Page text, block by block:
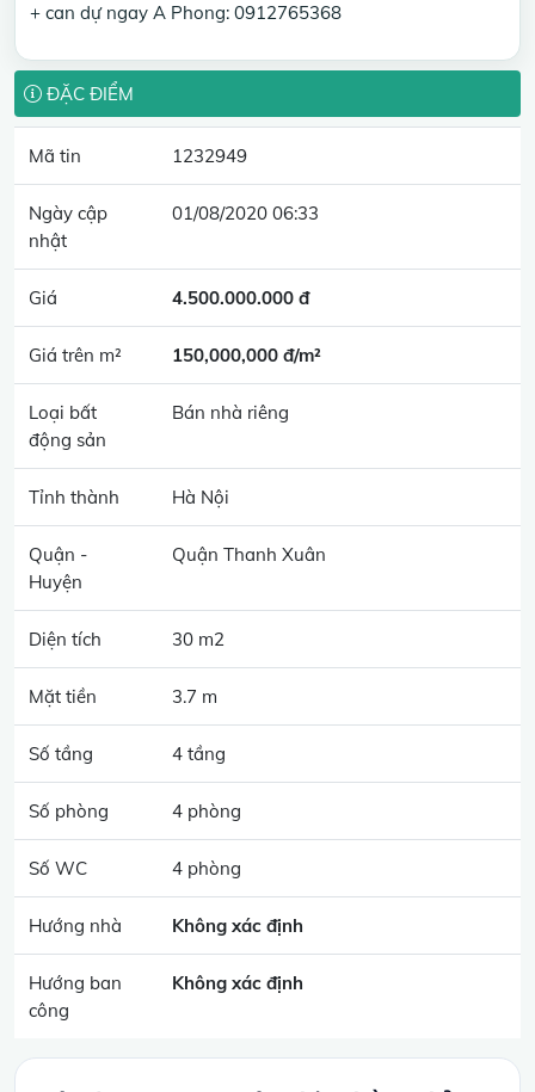
+ can dự ngay A Phong: 0912765368
ĐẶC ĐIỂM
Mã tin 1232949
Ngày cập
nhật
01/08/2020 06:33
Giá 4.500.000.000 đ
Giá trên m² 150,000,000 đ/m²
Loại bất
động sản
Bán nhà riêng
Tỉnh thành Hà Nội
Quận -
Huyện
Quận Thanh Xuân
Diện tích 30 m2
Mặt tiền 3.7 m
Số tầng 4 tầng
Số phòng 4 phòng
Số WC 4 phòng
Hướng nhà Không xác định
Hướng ban
công
Không xác định